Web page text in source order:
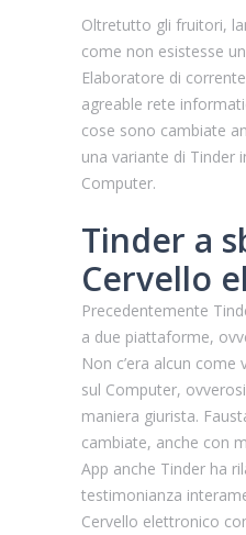
Oltretutto gli fruitori,
come non esistesse
Elaboratore di
agreable rete
cose sono cambiate
una variante di Tinder
Computer.
Tinder a
Cervello
Precedentemente
a due piattaforme,
Non c’era alcun come
sul Computer,
maniera giurista.
cambiate, anche con
App anche Tinder ha
testimonianza
Cervello elettronico